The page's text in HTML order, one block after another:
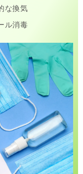
な換気
ル消毒